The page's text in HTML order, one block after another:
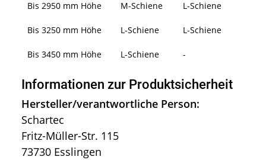
Bis 2950 mm Höhe M-Schiene L-Schiene
Bis 3250 mm Höhe L-Schiene L-Schiene
Bis 3450 mm Höhe L-Schiene -
Informationen zur Produktsicherheit
Hersteller/verantwortliche Person:
Schartec
Fritz-Müller-Str. 115
73730 Esslingen